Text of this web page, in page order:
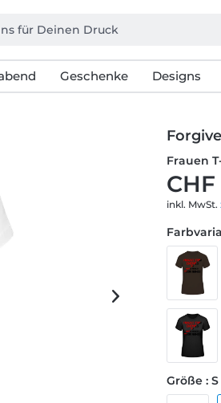
Geschenke Designs
Frauen
inkl. MwSt.
Größe : S